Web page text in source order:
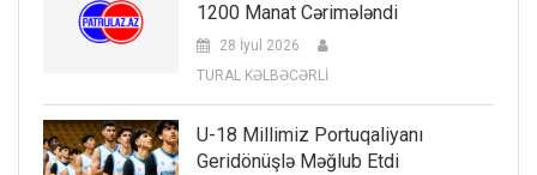
1200 Manat Cərimələndi
28 İyul 2026
TURAL KƏLBƏCƏRLİ
U-18 Millimiz Portuqaliyanı
Geridönüşlə Məğlub Etdi